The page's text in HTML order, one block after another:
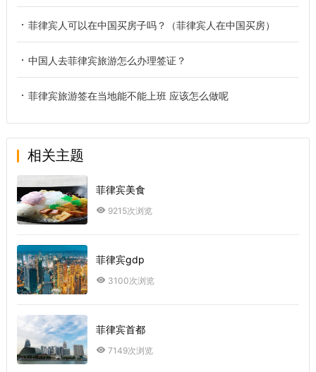
菲律宾人可以在中国买房子吗？（菲律宾人在中国买房）
中国人去菲律宾旅游怎么办理签证？
菲律宾旅游签在当地能不能上班 应该怎么做呢
相关主题
菲律宾美食
9215次浏览
菲律宾gdp
3100次浏览
菲律宾首都
7149次浏览